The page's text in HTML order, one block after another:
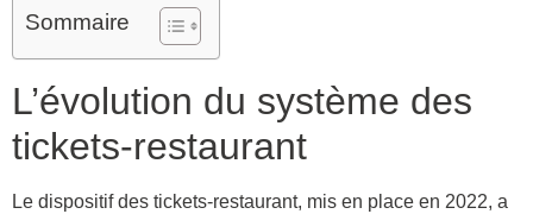
Sommaire
L’évolution du système des
tickets-restaurant
Le dispositif des tickets-restaurant, mis en place en 2022, a